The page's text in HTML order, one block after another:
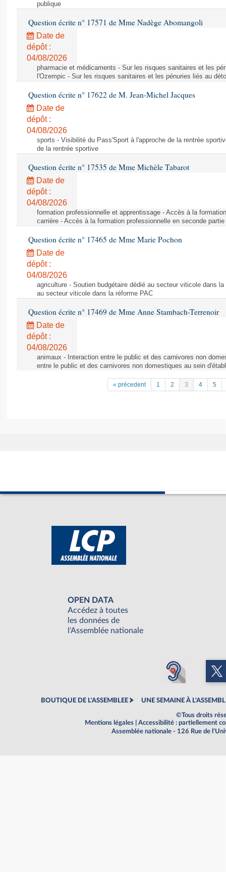
publique
Question écrite n° 17571 de Mme Nadège Abomangoli
Date de
dépôt :
04/08/2026
pharmacie et médicaments - Sur les risques sanitaires et les
l'Ozempic - Sur les risques sanitaires et les pénuries liés au
Question écrite n° 17622 de M. Jean-Michel Jacques
Date de
dépôt :
04/08/2026
sports - Visibilité du Pass'Sport à l'approche de la rentrée
de la rentrée sportive
Question écrite n° 17535 de Mme Michèle Tabarot
Date de
dépôt :
04/08/2026
formation professionnelle et apprentissage - Accès à la
carrière - Accès à la formation professionnelle en seconde partie
Question écrite n° 17465 de Mme Marie Pochon
Date de
dépôt :
04/08/2026
agriculture - Soutien budgétaire dédié au secteur viticole dans
au secteur viticole dans la réforme PAC
Question écrite n° 17469 de Mme Anne Stambach-Terrenoir
Date de
dépôt :
04/08/2026
animaux - Interaction entre le public et des carnivores non
entre le public et des carnivores non domestiques au sein
« précedent 1 2 3 4 5
OPEN DATA
Accédez à toutes
les données de
l'Assemblée nationale
BOUTIQUE DE L'ASSEMBLEE UNE SEMAINE À
©Tous droits
Mentions légales
Accessibilité : partiellement
Assemblée nationale - 126 Rue de